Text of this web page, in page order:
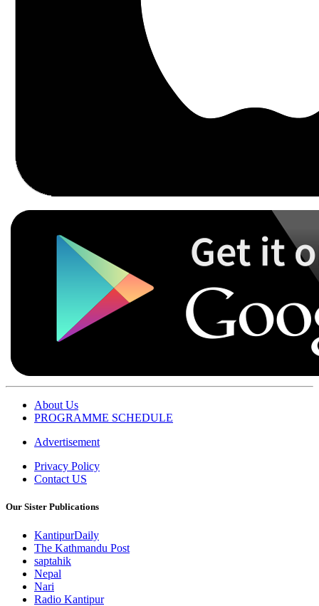
About Us
PROGRAMME SCHEDULE
Advertisement
Privacy Policy
Contact US
Our Sister Publications
KantipurDaily
The Kathmandu Post
saptahik
Nepal
Nari
Radio Kantipur